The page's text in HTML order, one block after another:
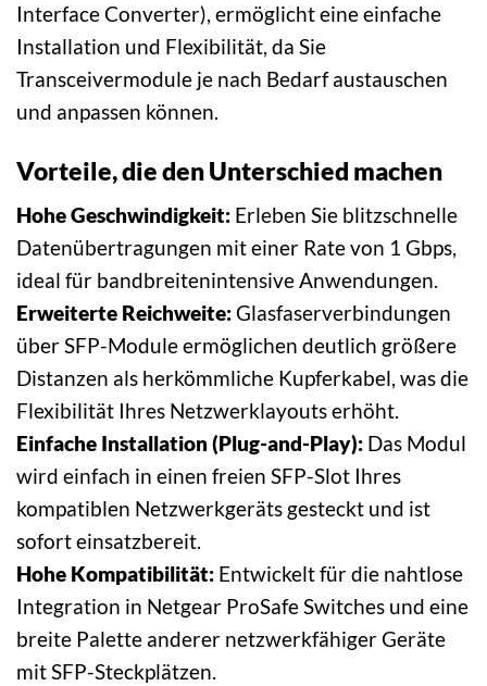
Interface Converter), ermöglicht eine einfache
Installation und Flexibilität, da Sie
Transceivermodule je nach Bedarf austauschen
und anpassen können.
Vorteile, die den Unterschied machen
Hohe Geschwindigkeit: Erleben Sie blitzschnelle
Datenübertragungen mit einer Rate von 1 Gbps,
ideal für bandbreitenintensive Anwendungen.
Erweiterte Reichweite:Glasfaserverbindungen
über SFP-Module ermöglichen deutlich größere
Distanzen als herkömmliche Kupferkabel, was die
Flexibilität Ihres Netzwerklayouts erhöht.
Einfache Installation (Plug-and-Play): Das Modul
wird einfach in einen freien SFP-Slot Ihres
kompatiblen Netzwerkgeräts gesteckt und ist
sofort einsatzbereit.
Hohe Kompatibilität: Entwickelt für die nahtlose
Integration in Netgear ProSafe Switches und eine
breite Palette anderer netzwerkfähiger Geräte
mit SFP-Steckplätzen.